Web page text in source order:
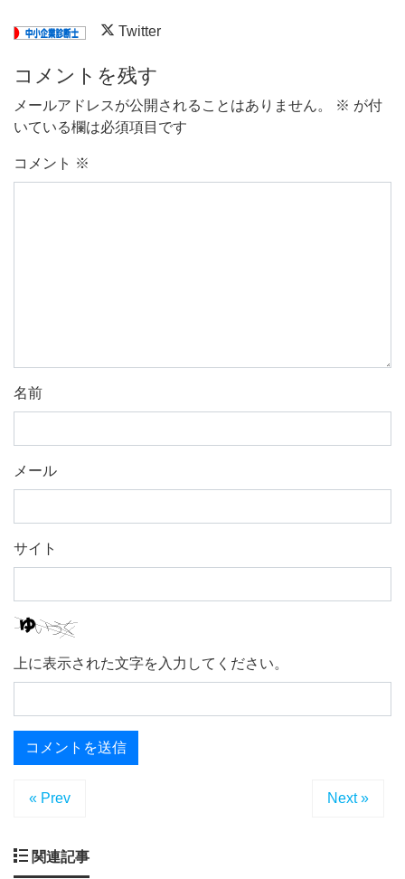
Twitter
コメントを残す
メールアドレスが公開されることはありません。 ※ が付
いている欄は必須項目です
コメント ※
名前
メール
サイト
上に表示された文字を入力してください。
« Prev Next »
関連記事